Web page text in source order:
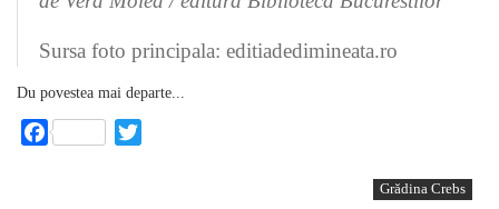
Sursa foto principala: editiadedimineata.ro
Du povestea mai departe...
Facebook
Grădina Crebs